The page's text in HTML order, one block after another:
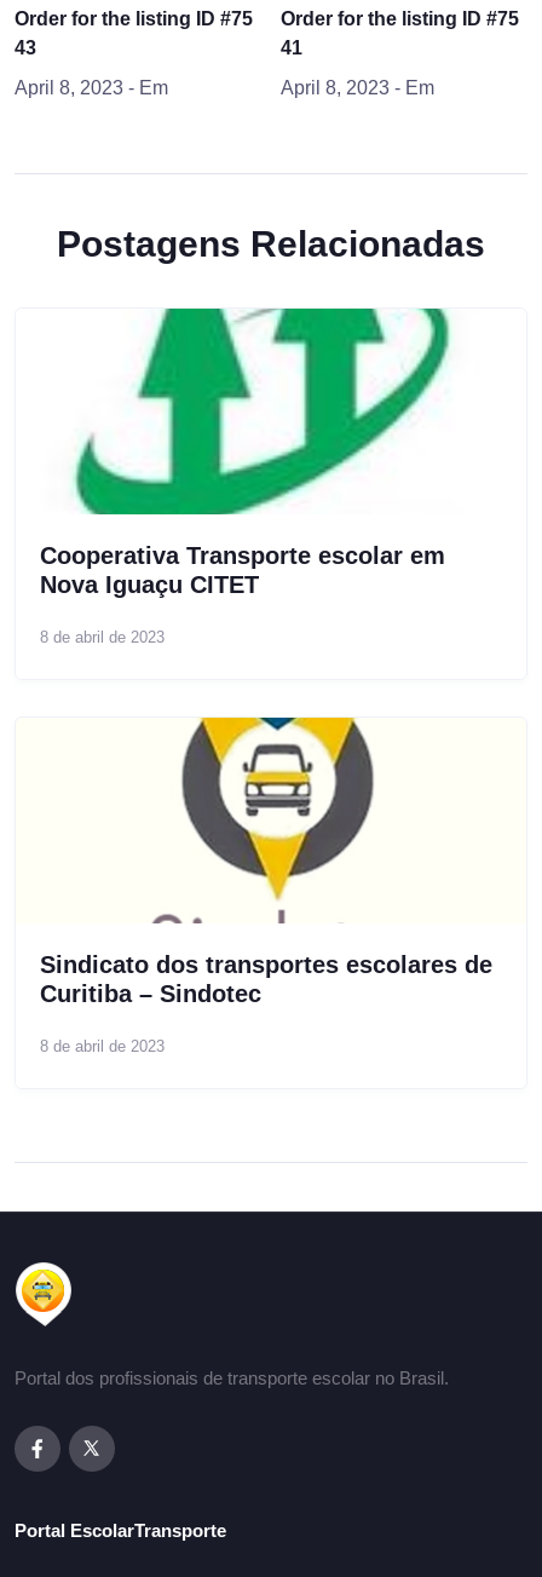
Order for the listing ID #75
43
April 8, 2023 - Em
Order for the listing ID #75
41
April 8, 2023 - Em
Postagens Relacionadas
Cooperativa Transporte escolar em
Nova Iguaçu CITET
8 de abril de 2023
Sindicato dos transportes escolares de
Curitiba – Sindotec
8 de abril de 2023
Portal dos profissionais de transporte escolar no Brasil.
Portal EscolarTransporte